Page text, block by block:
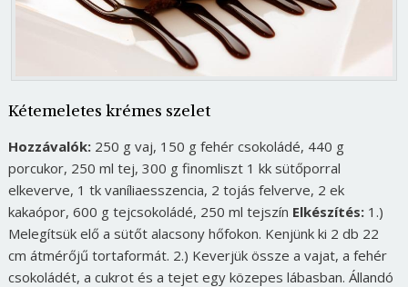
Kétemeletes krémes szelet
Hozzávalók:250 g vaj, 150 g fehér csokoládé, 440 g
porcukor, 250 ml tej, 300 g finomliszt 1 kk sütőporral
elkeverve, 1 tk vaníliaesszencia, 2 tojás felverve, 2 ek
kakaópor, 600 g tejcsokoládé, 250 ml tejszín Elkészítés:1.)
Melegítsük elő a sütőt alacsony hőfokon. Kenjünk ki 2 db 22
cm átmérőjű tortaformát. 2.) Keverjük össze a vajat, a fehér
csokoládét, a cukrot és a tejet egy közepes lábasban. Állandó